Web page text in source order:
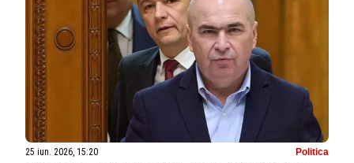
25 iun. 2026, 15:20 Politica